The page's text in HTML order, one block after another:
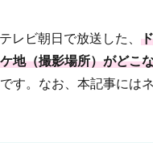
レビ朝日で放送した、
地（撮影場所）がどこ
す。なお、本記事には